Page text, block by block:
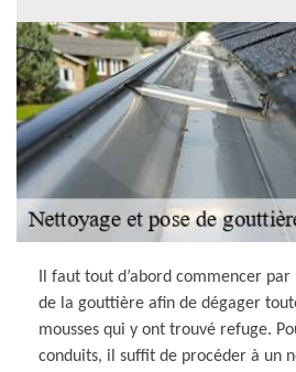
Il faut tout d’abord commencer
de la gouttière afin de dégager
mousses qui y ont trouvé refuge.
conduits, il suffit de procéder à un